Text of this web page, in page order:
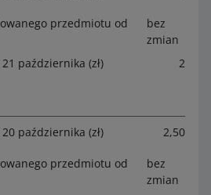
przedmiotu od
bez
zmian
października (zł)
2
października (zł) 2,50
przedmiotu od
bez
zmian